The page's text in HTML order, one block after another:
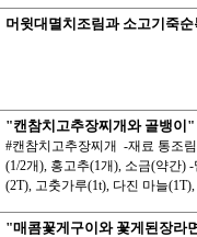
머윗대멸치조림과 소고기죽순
"캔참치고추장찌개와 골뱅이"
#캔참치고추장찌개 -재료 통조
(1/2개), 홍고추(1개), 소금(약간)
(2T), 고춧가루(1t), 다진 마늘
"매콤꽃게구이와 꽃게된장라